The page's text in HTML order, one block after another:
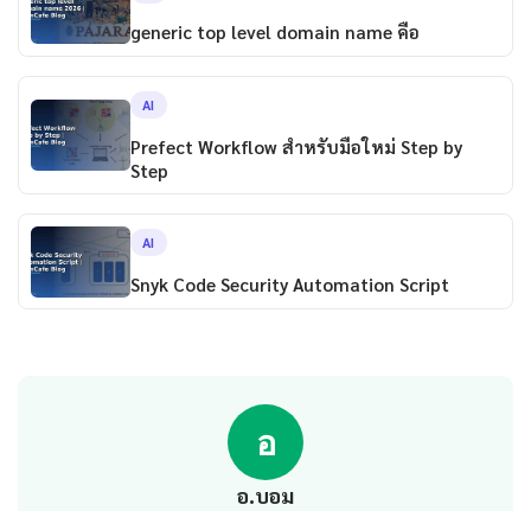
generic top level domain name คือ
AI
Prefect Workflow สำหรับมือใหม่ Step by
Step
AI
Snyk Code Security Automation Script
อ
อ.บอม